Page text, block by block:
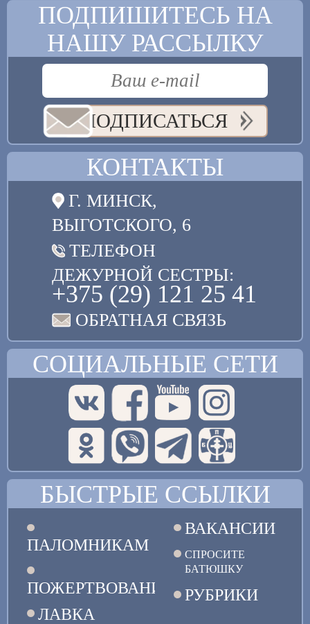
ПОДПИШИТЕСЬ НА
НАШУ РАССЫЛКУ
ПОДПИСАТЬСЯ
КОНТАКТЫ
Г. МИНСК,
ВЫГОТСКОГО, 6
ТЕЛЕФОН
ДЕЖУРНОЙ СЕСТРЫ:
+375 (29) 121 25 41
ОБРАТНАЯ СВЯЗЬ
СОЦИАЛЬНЫЕ СЕТИ
БЫСТРЫЕ ССЫЛКИ
ПАЛОМНИКАМ
ПОЖЕРТВОВАНИЯ
ЛАВКА
ВАКАНСИИ
СПРОСИТЕ
БАТЮШКУ
РУБРИКИ